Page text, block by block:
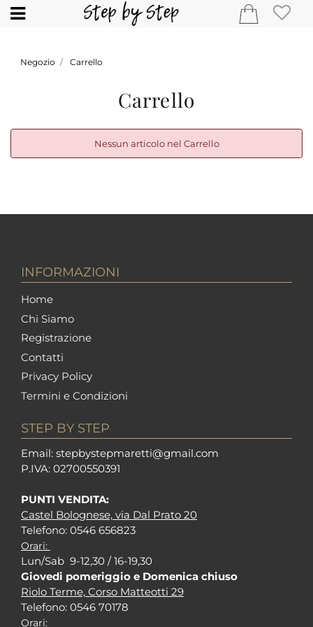
Open
Negozio Carrello
Carrello
Nessun articolo nel Carrello
INFORMAZIONI
Home
Chi Siamo
Registrazione
Contatti
Privacy Policy
Termini e Condizioni
STEP BY STEP
Email: stepbystepmaretti@gmail.com
P.IVA: 02700550391
PUNTI VENDITA:
Castel Bolognese, via Dal Prato 20
Telefono: 0546 656823
Orari:
Lun/Sab 9-12,30 / 16-19,30
Giovedi pomeriggio e Domenica chiuso
Riolo Terme, Corso Matteotti 29
Telefono: 0546 70178
Orari: